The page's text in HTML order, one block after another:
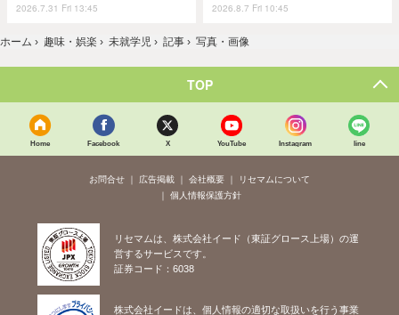
2026.7.31 Fri 13:45 2026.8.7 Fri 10:45
ホーム › 趣味・娯楽 › 未就学児 › 記事 › 写真・画像
TOP
Home Facebook X YouTube Instagram line
お問合せ 広告掲載 会社概要
リセマムについて
個人情報保護方針
リセマムは、株式会社イード（東証グロース上場）の運
営するサービスです。
証券コード：6038
株式会社イードは、個人情報の適切な取扱いを行う事業